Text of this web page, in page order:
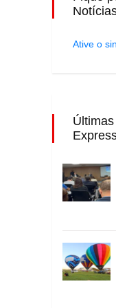
Ative o